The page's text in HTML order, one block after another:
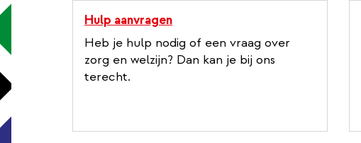
Hulp aanvragen
Heb je hulp nodig of een vraag over
zorg en welzijn? Dan kan je bij ons
terecht.